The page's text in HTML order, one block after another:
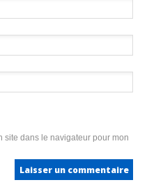
site dans le navigateur pour mon